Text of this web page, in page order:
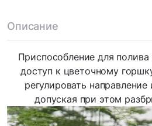
Описание
Приспособление для полива
доступ к цветочному
регулировать
допуская при этом